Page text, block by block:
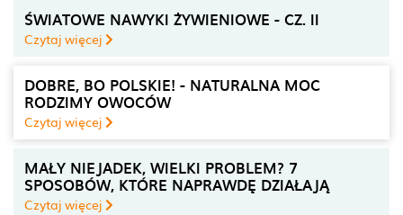
ŚWIATOWE NAWYKI ŻYWIENIOWE - CZ. II
Czytaj więcej
DOBRE, BO POLSKIE! - NATURALNA MOC
RODZIMY OWOCÓW
Czytaj więcej
MAŁY NIEJADEK, WIELKI PROBLEM? 7
SPOSOBÓW, KTÓRE NAPRAWDĘ DZIAŁAJĄ
Czytaj więcej